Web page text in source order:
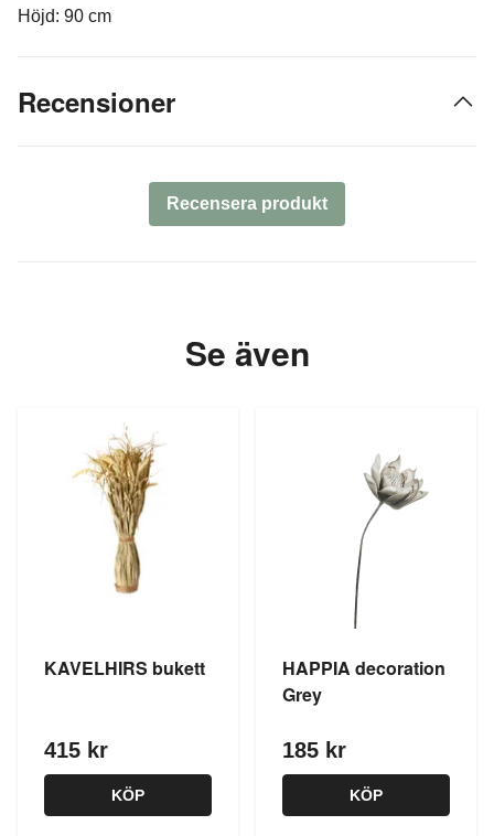
Höjd: 90 cm
Recensioner
Recensera produkt
Se även
KAVELHIRS bukett
415 kr
KÖP
HAPPIA decoration
Grey
185 kr
KÖP